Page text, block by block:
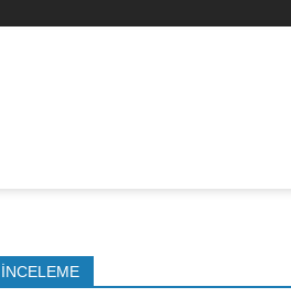
İNCELEME